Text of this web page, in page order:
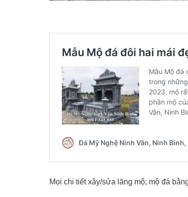
Mọi chi tiết xây/sửa lăng mộ; mộ đá